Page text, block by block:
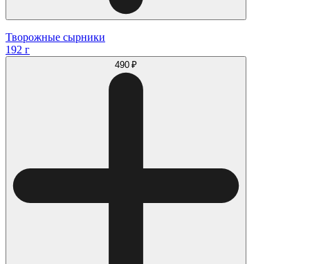
Творожные сырники
192 г
490 ₽